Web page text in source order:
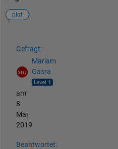
plot
Gefragt:
Mariam
Gasra
am
8
Mai
2019
Beantwortet: